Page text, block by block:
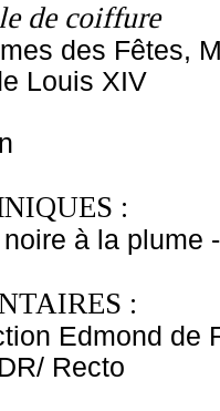
de coiffure
des Fêtes,
Louis XIV
:
à la plume
:
Edmond de
Recto